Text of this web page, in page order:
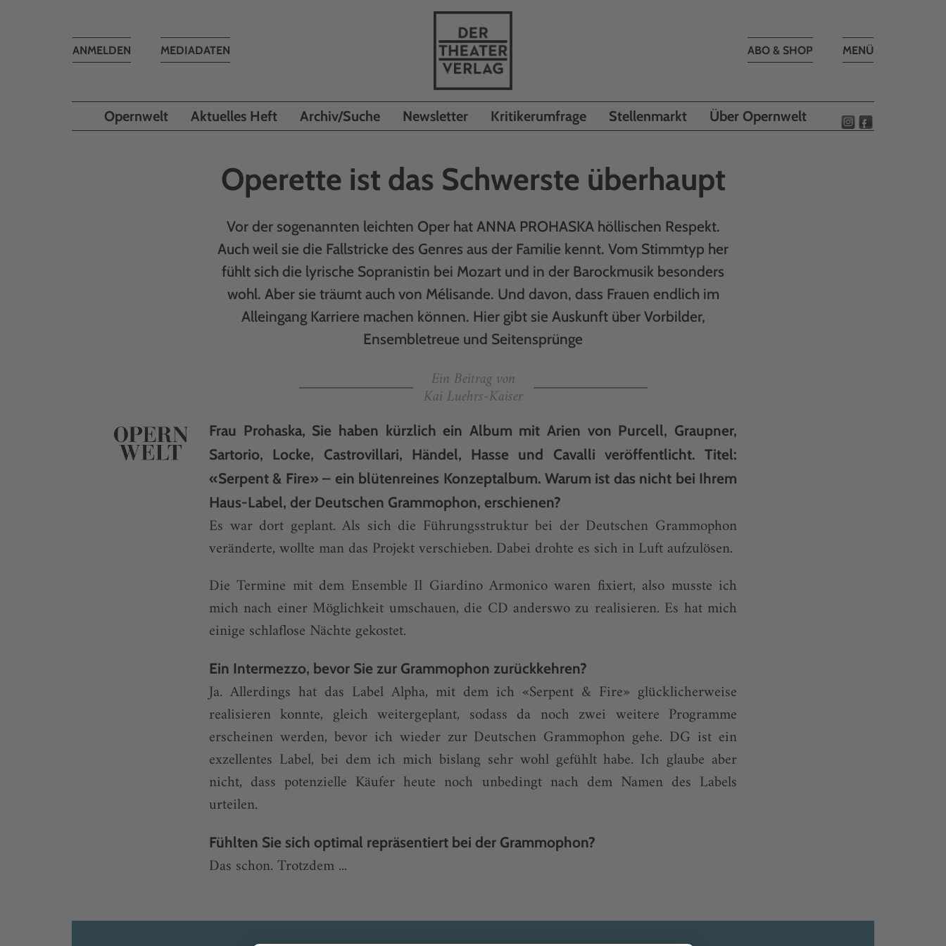
Toggle
MENÜ
ABO & SHOP
MEDIADATEN
Toggle
ANMELDEN
Opernwelt Aktuelles Heft Archiv/Suche Newsletter Kritikerumfrage Stellenmarkt Über Opernwelt
Operette ist das Schwerste überhaupt
Vor der sogenannten leichten Oper hat ANNA PROHASKA höllischen Respekt.
Auch weil sie die Fallstricke des Genres aus der Familie kennt. Vom Stimmtyp her
fühlt sich die lyrische Sopranistin bei Mozart und in der Barockmusik besonders
wohl. Aber sie träumt auch von Mélisande. Und davon, dass Frauen endlich im
Alleingang Karriere machen können. Hier gibt sie Auskunft über Vorbilder,
Ensembletreue und Seitensprünge
Ein Beitrag von
Kai Luehrs-Kaiser
Frau Prohaska, Sie haben kürzlich ein Album mit Arien von Purcell, Graupner,
Sartorio, Locke, Castrovillari, Händel, Hasse und Cavalli veröffentlicht. Titel:
«Serpent & Fire» – ein blütenreines Konzeptalbum. Warum ist das nicht bei Ihrem
Haus-Label, der Deutschen Grammophon, erschienen?
Es war dort geplant. Als sich die Führungsstruktur bei der Deutschen Grammophon
veränderte, wollte man das Projekt verschieben. Dabei drohte es sich in Luft aufzulösen.
Die Termine mit dem Ensemble Il Giardino Armonico waren fixiert, also musste ich
mich nach einer Möglichkeit umschauen, die CD anderswo zu realisieren. Es hat mich
einige schlaflose Nächte gekostet.
Ein Intermezzo, bevor Sie zur Grammophon zurückkehren?
Ja. Allerdings hat das Label Alpha, mit dem ich «Serpent & Fire» glücklicherweise
realisieren konnte, gleich weitergeplant, sodass da noch zwei weitere Programme
erscheinen werden, bevor ich wieder zur Deutschen Grammophon gehe. DG ist ein
exzellentes Label, bei dem ich mich bislang sehr wohl gefühlt habe. Ich glaube aber
nicht, dass potenzielle Käufer heute noch unbedingt nach dem Namen des Labels
urteilen.
Fühlten Sie sich optimal repräsentiert bei der Grammophon?
Das schon. Trotzdem ...